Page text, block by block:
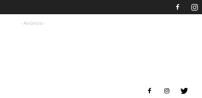
- Anúncio -